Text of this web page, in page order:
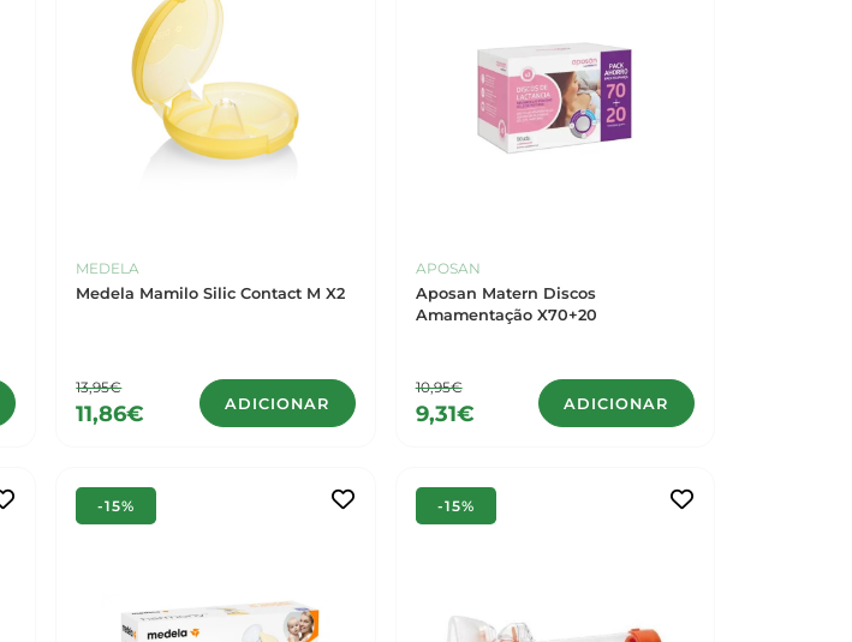
MEDELA
Medela Mamilo Silic Contact M X2
13,95€
11,86€ ADICIONAR
APOSAN
Aposan Matern Discos
Amamentação X70+20
10,95€
9,31€ ADICIONAR
-15% -15%